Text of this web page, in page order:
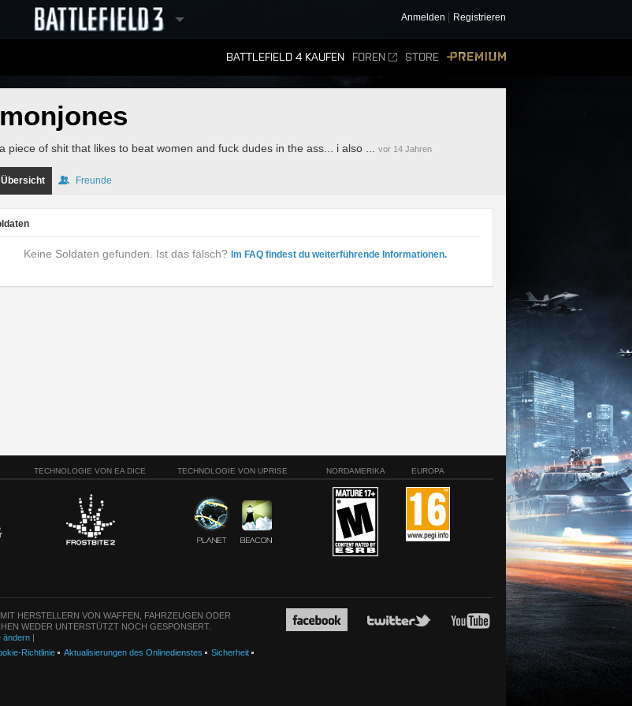
Anmelden Registrieren
BATTLEFIELD 4 KAUFEN FOREN STORE
RANGLISTEN
piece of shit that likes to beat women and fuck dudes in the ass... i also ... vor 14 Jahren
Übersicht Freunde
Keine Soldaten gefunden. Ist das falsch? Im FAQ findest du weiterführende Informationen.
TECHNOLOGIE VON EA DICE TECHNOLOGIE VON UPRISE NORDAMERIKA EUROPA
HERSTELLERN VON WAFFEN, FAHRZEUGEN ODER
WEDER UNTERSTÜTZT NOCH GESPONSERT.
ändern |
Richtlinie Aktualisierungen des Onlinedienstes
Sicherheit